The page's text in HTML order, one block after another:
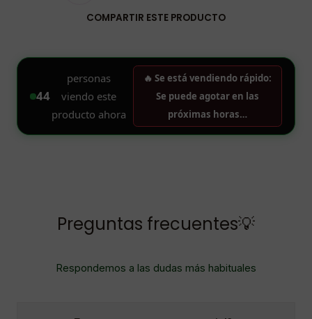
COMPARTIR ESTE PRODUCTO
Preguntas frecuentes💡
Respondemos a las dudas más habituales